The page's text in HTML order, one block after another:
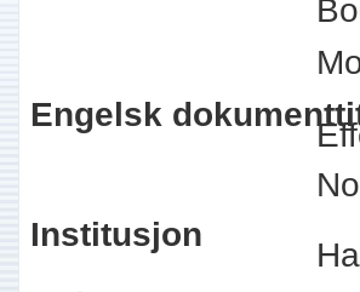
Engelsk
Institusjon